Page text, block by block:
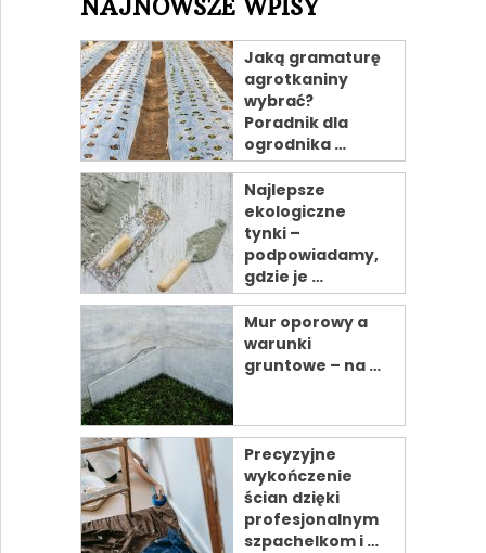
NAJNOWSZE WPISY
Jaką gramaturę
agrotkaniny
wybrać?
Poradnik dla
ogrodnika …
Najlepsze
ekologiczne
tynki –
podpowiadamy,
gdzie je …
Mur oporowy a
warunki
gruntowe – na …
Precyzyjne
wykończenie
ścian dzięki
profesjonalnym
szpachelkom i …